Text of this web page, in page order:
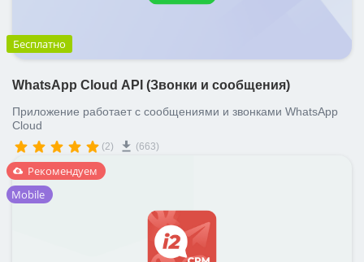
Бесплатно
WhatsApp Cloud API (Звонки и сообщения)
Приложение работает с сообщениями и звонками WhatsApp
Cloud
(2) (663)
Рекомендуем
Mobile